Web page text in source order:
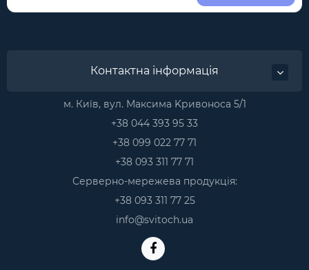
Контактна інформація
м. Київ, вул. Максима Kривоноса 5/1
+38 044 393 95 33
+38 099 022 77 71
+38 093 311 77 71
Серверно-мережева продукція:
+38 093 311 77 25
info@svitoch.ua